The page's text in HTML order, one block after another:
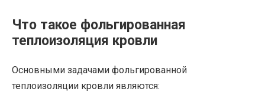
Что такое фольгированная
теплоизоляция кровли
Основными задачами фольгированной
теплоизоляции кровли являются: